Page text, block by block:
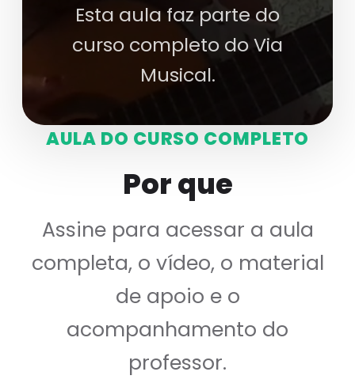
Esta aula faz parte do
curso completo do Via
Musical.
AULA DO CURSO COMPLETO
Por que
Assine para acessar a aula
completa, o vídeo, o material
de apoio e o
acompanhamento do
professor.